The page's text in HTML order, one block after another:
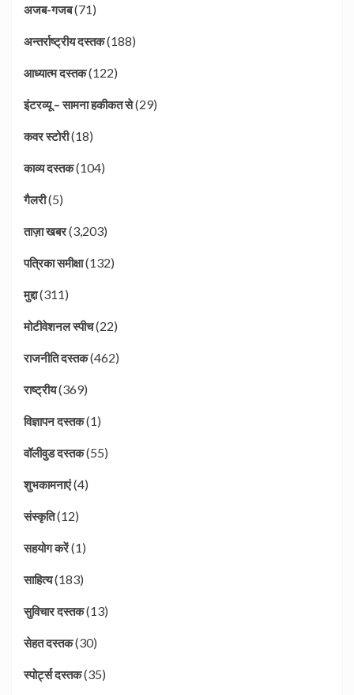
अजब-गजब(71)
अन्तर्राष्ट्रीय दस्तक(188)
आध्यात्म दस्तक(122)
इंटरव्यू – सामना हकीकत से(29)
कवर स्टोरी(18)
काव्य दस्तक(104)
गैलरी(5)
ताज़ा खबर(3,203)
पत्रिका समीक्षा(132)
मुद्दा(311)
मोटीवेशनल स्पीच(22)
राजनीति दस्तक(462)
राष्ट्रीय(369)
विज्ञापन दस्तक(1)
वॉलीवुड दस्तक(55)
शुभकामनाएं(4)
संस्कृति(12)
सहयोग करें(1)
साहित्य(183)
सुविचार दस्तक(13)
सेहत दस्तक(30)
स्पोर्ट्स दस्तक(35)